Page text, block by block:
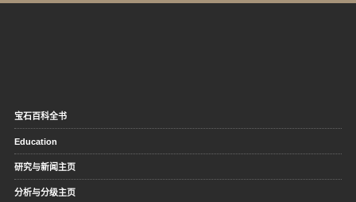
宝石百科全书
Education
研究与新闻主页
分析与分级主页